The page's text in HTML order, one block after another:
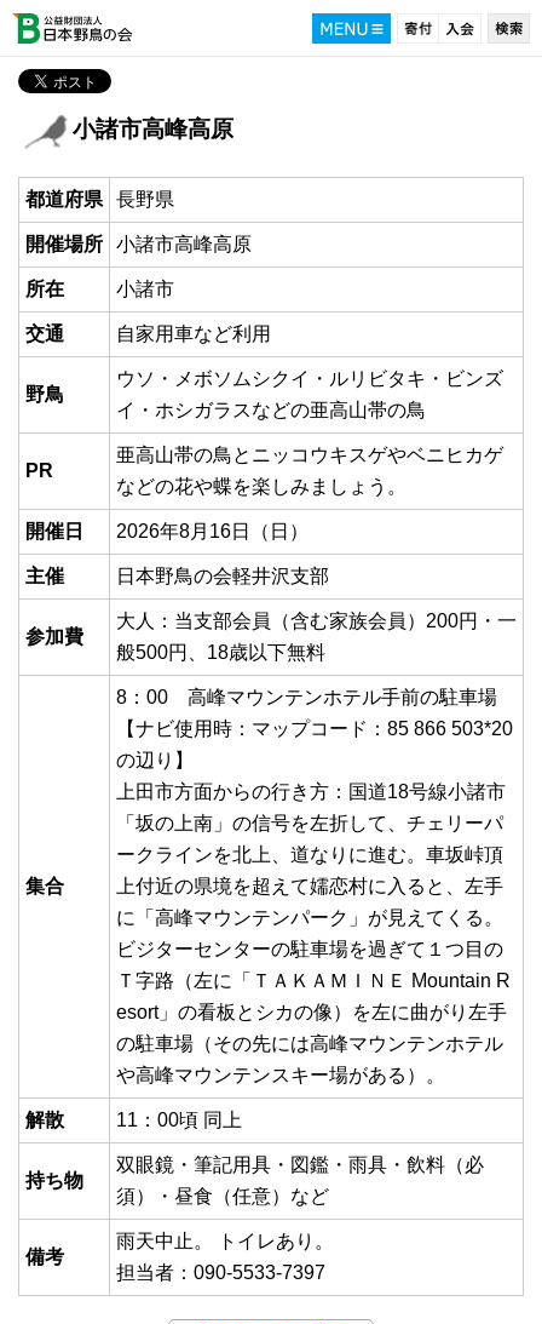
小諸市高峰高原
都道府県 長野県
開催場所 小諸市高峰高原
所在 小諸市
交通 自家用車など利用
野鳥
ウソ・メボソムシクイ・ルリビタキ・ビンズ
イ・ホシガラスなどの亜高山帯の鳥
PR
亜高山帯の鳥とニッコウキスゲやベニヒカゲ
などの花や蝶を楽しみましょう。
開催日 2026年8月16日（日）
主催 日本野鳥の会軽井沢支部
参加費
大人：当支部会員（含む家族会員）200円・一
般500円、18歳以下無料
集合
8：00 高峰マウンテンホテル手前の駐車場
【ナビ使用時：マップコード：85 866 503*20
の辺り】
上田市方面からの行き方：国道18号線小諸市
「坂の上南」の信号を左折して、チェリーパ
ークラインを北上、道なりに進む。車坂峠頂
上付近の県境を超えて嬬恋村に入ると、左手
に「高峰マウンテンパーク」が見えてくる。
ビジターセンターの駐車場を過ぎて１つ目の
Ｔ字路（左に「ＴＡＫＡＭＩＮＥ Mountain R
esort」の看板とシカの像）を左に曲がり左手
の駐車場（その先には高峰マウンテンホテル
や高峰マウンテンスキー場がある）。
解散 11：00頃 同上
持ち物
双眼鏡・筆記用具・図鑑・雨具・飲料（必
須）・昼食（任意）など
備考
雨天中止。 トイレあり。
担当者：090-5533-7397